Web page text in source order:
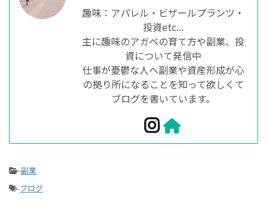
趣味：アパレル・ビザールプランツ・
投資etc...
主に趣味のアガベの育て方や副業、投
資について発信中
仕事が憂鬱な人へ副業や資産形成が心
の拠り所になることを知って欲しくて
ブログを書いています。
-副業
-ブログ